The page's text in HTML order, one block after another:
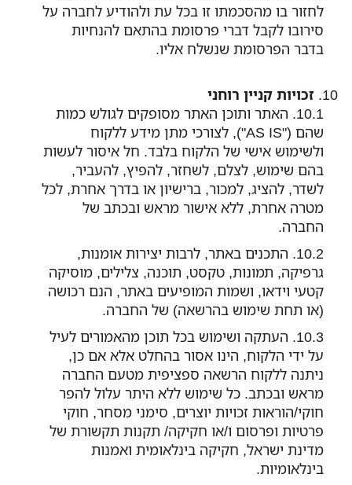
לחזור בו מהסכמתו זו בכל עת ולהודיע לחברה על
סירובו לקבל דברי פרסומת בהתאם להנחיות
בדבר הפרסומת שנשלח אליו.
זכויות קניין רוחני
האתר ותוכן האתר מסופקים לגולש כמות
שהם ("AS IS"), לצורכי מתן מידע ללקוח
ולשימוש אישי של הלקוח בלבד. חל איסור לעשות
בהם שימוש, לצלם, לשחזר, להפיץ, להעביר,
לשדר, להציג, למכור, ברישיון או בדרך אחרת, לכל
מטרה אחרת, ללא אישור מראש ובכתב של
החברה.
התכנים באתר, לרבות יצירות אומנות,
גרפיקה, תמונות, טקסט, תוכנה, צלילים, מוסיקה
קטעי וידאו, ושמות המופיעים באתר, הנם רכושה
(או תחת שימוש בהרשאה) של החברה.
העתקה ושימוש בכל תוכן מהאמורים לעיל
על ידי הלקוח, הינו אסור בהחלט אלא אם כן,
ניתנה ללקוח הרשאה ספציפית מטעם החברה
מראש ובכתב. כל שימוש ללא היתר עלול להפר
חוקי/הוראות זכויות יוצרים, סימני מסחר, חוקי
פרטיות ופרסום ו/או חקיקה/ תקנות תקשורת של
מדינת ישראל, חקיקה בינלאומית ואמנות
בינלאומיות.